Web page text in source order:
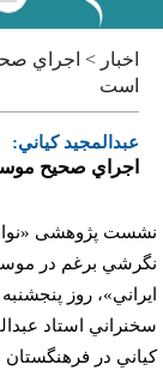
اخبار > اجراي
است
عبدالمجيد كياني:
اجراي صحيح
پژوهشی «نوا،
برغم در
استاد
در فرهنگستان